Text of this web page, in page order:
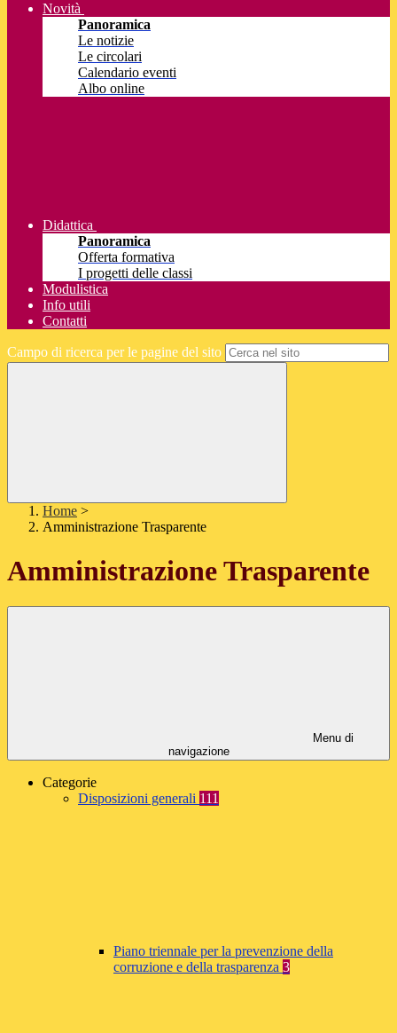
Novità
Panoramica
Le notizie
Le circolari
Calendario eventi
Albo online
Didattica
Panoramica
Offerta formativa
I progetti delle classi
Modulistica
Info utili
Contatti
Campo di ricerca per le pagine del sito
Home >
Amministrazione Trasparente
Amministrazione Trasparente
Menu di
navigazione
Categorie
Disposizioni generali 111
Piano triennale per la prevenzione della
corruzione e della trasparenza 3